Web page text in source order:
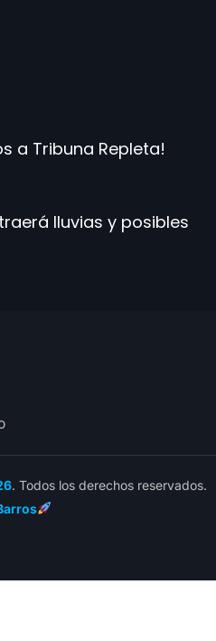
a Tribuna Repleta!
lluvias y posibles
. Todos los derechos reservados.